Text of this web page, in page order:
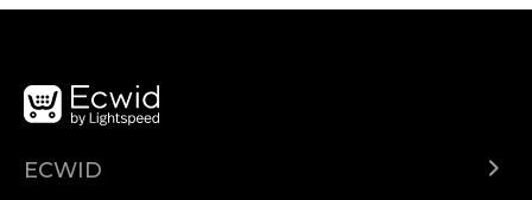
ECWID